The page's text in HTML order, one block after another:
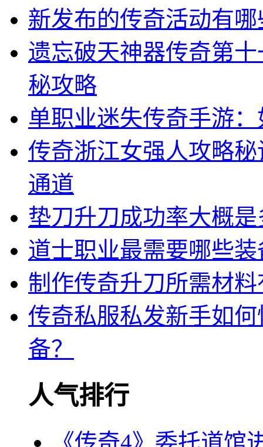
新发布的传奇活动有哪
遗忘破天神器传奇第
秘攻略
单职业迷失传奇手游
传奇浙江女强人攻略
通道
垫刀升刀成功率大概是
道士职业最需要哪些
制作传奇升刀所需材
传奇私服私发新手如
备？
人气排行